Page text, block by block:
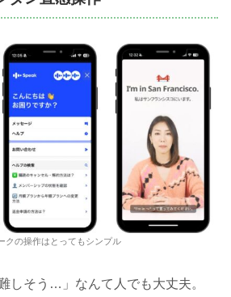
クの操作はとってもシンプル
しそう…」なんて人でも大丈夫。